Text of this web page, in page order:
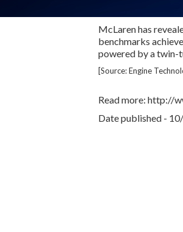
McLaren has
benchmarks
powered by a twin-
[Source: Engine
Read more: http://
Date published -